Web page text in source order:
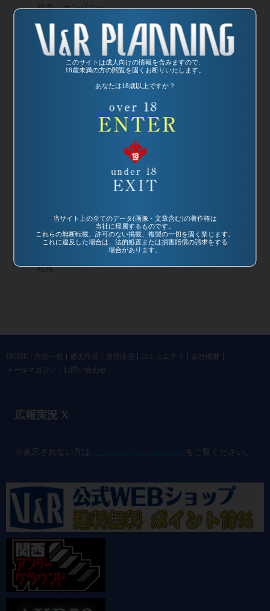
このサイトは成人向けの情報を含みますので、
18歳未満の方の閲覧を固くお断りいたします。
あなたは18歳以上ですか？
当サイト上の全てのデータ(画像・文章含む)の著作権は
当社に帰属するものです。
これらの無断転載、許可のない掲載、複製の一切を固く禁じます。
これに違反した場合は、法的処置または損害賠償の請求をする
場合があります。
監督：カンパニー
ンガール3 私、ナ
ンでもいいんです
う・・・!!
松尾
HOME 作品一覧 過去作品 通信販売 コミュニティ
会社概要
メールマガジン
お問い合わせ
広報実況 X
※表示されない方は をご覧ください。